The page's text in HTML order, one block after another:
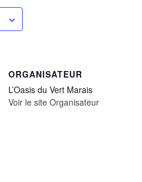
ORGANISATEUR
L’Oasis du Vert Marais
Voir le site Organisateur